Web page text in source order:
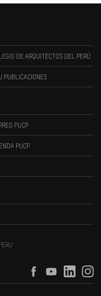
DE ARQUITECTOS DEL PERÚ
PUBLICACIONES
PUCP
PUCP